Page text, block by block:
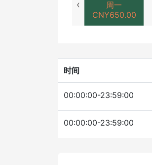
‹
周一
CNY650.00
时间
00:00:00-23:59:00
00:00:00-23:59:00